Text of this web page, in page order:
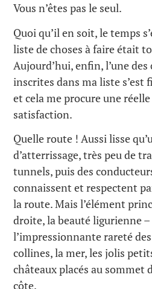
Vous n’êtes pas le seul.
Quoi qu’il en soit, le temps
liste de choses à faire était
Aujourd’hui, enfin, l’une des
inscrites dans ma liste
et cela me procure une
satisfaction.
Quelle route ! Aussi lisse
d’atterrissage, très peu de
tunnels, puis des
connaissent et respectent
la route. Mais l’élément
droite, la beauté ligurienne –
l’impressionnante rareté
collines, la mer, les jolis
châteaux placés au sommet
côte.